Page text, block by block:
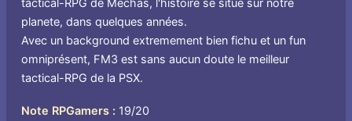
tactical-RPG de Mechas, l'histoire se situe sur notre
planete, dans quelques années.
Avec un background extremement bien fichu et un fun
omniprésent, FM3 est sans aucun doute le meilleur
tactical-RPG de la PSX.
Note RPGamers
19/20